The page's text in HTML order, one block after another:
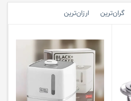
گران‌ترین ارزان‌ترین